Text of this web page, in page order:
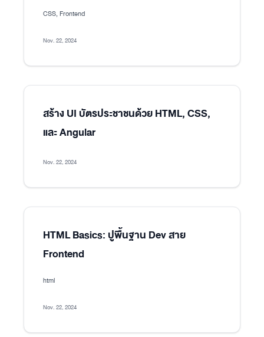
CSS, Frontend
Nov. 22, 2024
สร้าง UI บัตรประชาชนด้วย HTML, CSS,
และ Angular
Nov. 22, 2024
HTML Basics: ปูพื้นฐาน Dev สาย
Frontend
html
Nov. 22, 2024